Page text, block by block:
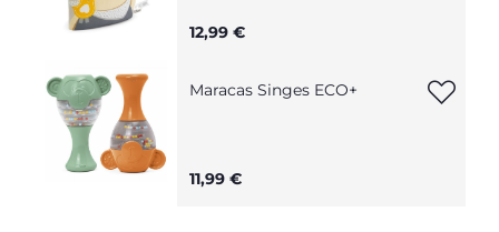
12,99 €
Maracas Singes ECO+
11,99 €